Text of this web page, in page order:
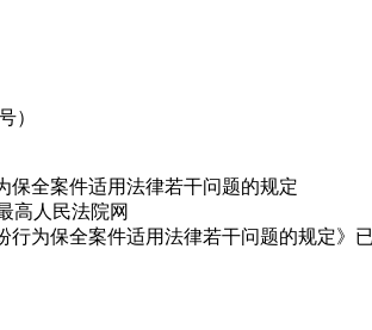
）
保全案件适用法律若干问题的规定
高人民法院网
行为保全案件适用法律若干问题的规定》